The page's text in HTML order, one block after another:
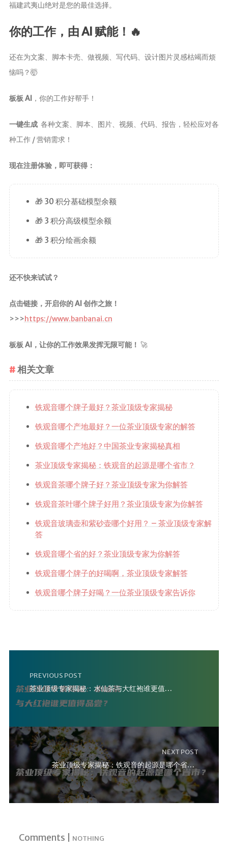
福建武夷山绝对是您的最佳选择。
你的工作，由 AI 赋能！🔥
还在为文案、脚本卡壳、做视频、写代码、设计图片灵感枯竭而烦
恼吗？🤯
板板 AI ，你的工作好帮手！
一键生成 各种文案、脚本、图片、视频、代码、报告，轻松应对各
种工作 / 营销需求！
现在注册体验，即可获得：
🎁 30 积分基础模型余额
🎁 3 积分高级模型余额
🎁 3 积分绘画余额
还不快来试试？
点击链接，开启你的 AI 创作之旅！
>>>https://www.banbanai.cn
板板 AI，让你的工作效果发挥无限可能！ 🚀
相关文章
铁观音哪个牌子最好？茶业顶级专家揭秘
铁观音哪个产地最好？一位茶业顶级专家的解答
铁观音哪个产地好？中国茶业专家揭秘真相
茶业顶级专家揭秘：铁观音的起源是哪个省市？
铁观音茶哪个牌子好？茶业顶级专家为你解答
铁观音茶叶哪个牌子好用？茶业顶级专家为你解答
铁观音玻璃壶和紫砂壶哪个好用？ – 茶业顶级专家解
答
铁观音哪个省的好？茶业顶级专家为你解答
铁观音哪个牌子的好喝啊，茶业顶级专家解答
铁观音哪个牌子好喝？一位茶业顶级专家告诉你
PREVIOUS POST
茶业顶级专家揭秘：水仙茶与大红袍谁更值得品尝？
NEXT POST
茶业顶级专家揭秘：铁观音的起源是哪个省市？
Comments | NOTHING